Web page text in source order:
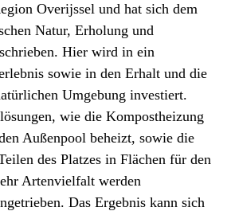
Overijssel und hat sich dem
Natur, Erholung und
Hier wird in ein
sowie in den Erhalt und die
Umgebung investiert.
wie die Kompostheizung
Außenpool beheizt, sowie die
des Platzes in Flächen für den
Artenvielfalt werden
Das Ergebnis kann sich